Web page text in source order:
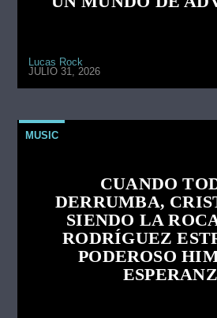
Lucas Rock
JULIO 31, 2026
MUSIC
CUANDO
DERRUMBA,
SIENDO LA
RODRÍGUEZ
PODEROSO